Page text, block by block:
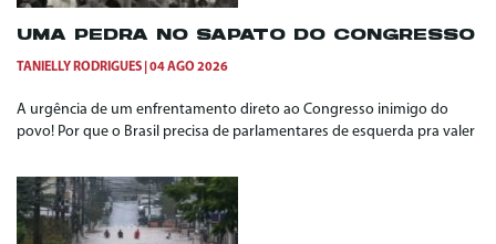
UMA PEDRA NO SAPATO DO CONGRESSO
TANIELLY RODRIGUES 04 AGO 2026
A urgência de um enfrentamento direto ao Congresso inimigo do
povo! Por que o Brasil precisa de parlamentares de esquerda pra valer